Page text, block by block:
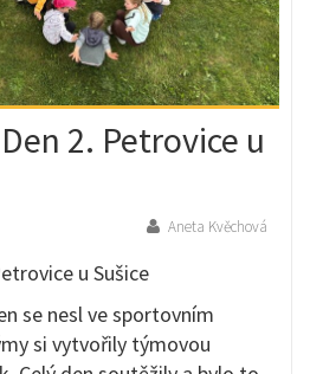
2. Petrovice u
Aneta Kvěchová
u Sušice
se nesl ve sportovním
si vytvořily týmovou